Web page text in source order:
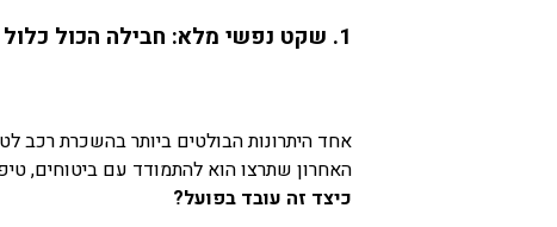
1. שקט נפשי מלא: חבילה הכול כלול ונטולת דאגות
אחד היתרונות הבולטים ביותר בהשכרת
האחרון שתרצו הוא להתמודד עם ביטוחים,
כיצד זה עובד בפועל?